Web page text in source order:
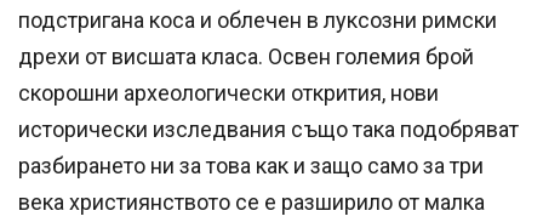
подстригана коса и облечен в луксозни римски
дрехи от висшата класа. Освен големия брой
скорошни археологически открития, нови
исторически изследвания също така подобряват
разбирането ни за това как и защо само за три
века християнството се е разширило от малка